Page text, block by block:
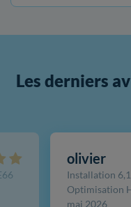
Les derniers
olivier
Installation
Optimisation
mai 2026